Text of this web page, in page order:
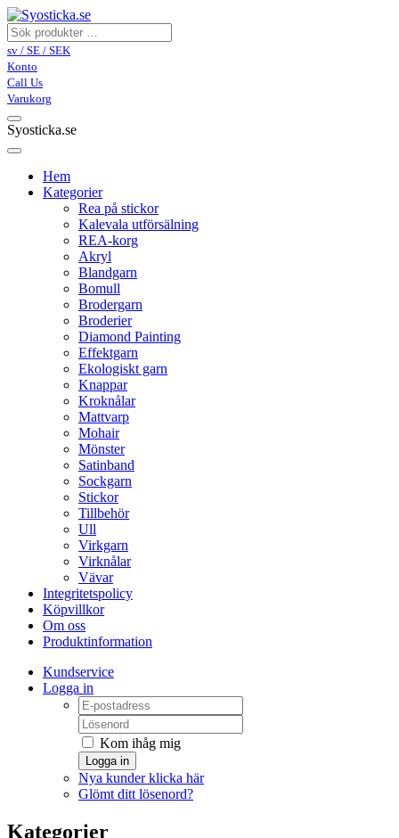
sv / SE / SEK
Konto
Call Us
Varukorg
Syosticka.se
Hem
Kategorier
Rea på stickor
Kalevala utförsälning
REA-korg
Akryl
Blandgarn
Bomull
Brodergarn
Broderier
Diamond Painting
Effektgarn
Ekologiskt garn
Knappar
Kroknålar
Mattvarp
Mohair
Mönster
Satinband
Sockgarn
Stickor
Tillbehör
Ull
Virkgarn
Virknålar
Vävar
Integritetspolicy
Köpvillkor
Om oss
Produktinformation
Kundservice
Logga in
Kom ihåg mig
Logga in
Nya kunder klicka här
Glömt ditt lösenord?
Kategorier